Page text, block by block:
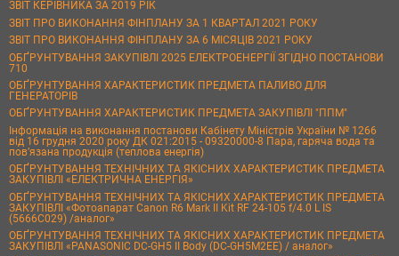
ЗВІТ КЕРІВНИКА ЗА 2019 РІК
ЗВІТ ПРО ВИКОНАННЯ ФІНПЛАНУ ЗА 1 КВАРТАЛ 2021 РОКУ
ЗВІТ ПРО ВИКОНАННЯ ФІНПЛАНУ ЗА 6 МІСЯЦІВ 2021 РОКУ
ОБҐРУНТУВАННЯ ЗАКУПІВЛІ 2025 ЕЛЕКТРОЕНЕРГІЇ ЗГІДНО ПОСТАНОВИ
710
ОБҐРУНТУВАННЯ ХАРАКТЕРИСТИК ПРЕДМЕТА ПАЛИВО ДЛЯ
ГЕНЕРАТОРІВ
ОБҐРУНТУВАННЯ ХАРАКТЕРИСТИК ПРЕДМЕТА ЗАКУПІВЛІ "ППМ"
Інформація на виконання постанови Кабінету Міністрів України № 1266
від 16 грудня 2020 року ДК 021:2015 - 09320000-8 Пара, гаряча вода та
пов’язана продукція (теплова енергія)
ОБҐРУНТУВАННЯ ТЕХНІЧНИХ ТА ЯКІСНИХ ХАРАКТЕРИСТИК ПРЕДМЕТА
ЗАКУПІВЛІ «ЕЛЕКТРИЧНА ЕНЕРГІЯ»
ОБҐРУНТУВАННЯ ТЕХНІЧНИХ ТА ЯКІСНИХ ХАРАКТЕРИСТИК ПРЕДМЕТА
ЗАКУПІВЛІ «Фотоапарат Canon R6 Mark II Kit RF 24-105 f/4.0 L IS
(5666C029) /аналог»
ОБҐРУНТУВАННЯ ТЕХНІЧНИХ ТА ЯКІСНИХ ХАРАКТЕРИСТИК ПРЕДМЕТА
ЗАКУПІВЛІ «PANASONIC DC-GH5 II Body (DC-GH5M2EE) / аналог»